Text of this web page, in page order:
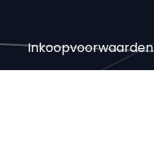
Inkoopvoorwaarden